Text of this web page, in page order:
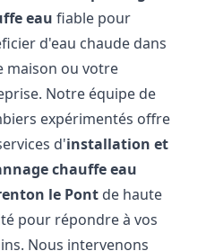
eau fiable pour
d'eau chaude dans
maison ou votre
Notre équipe de
expérimentés offre
d'installation et
chauffe eau
le Pont de haute
pour répondre à vos
Nous intervenons